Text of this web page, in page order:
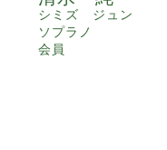
シミズ ジュン
ソプラノ
会員